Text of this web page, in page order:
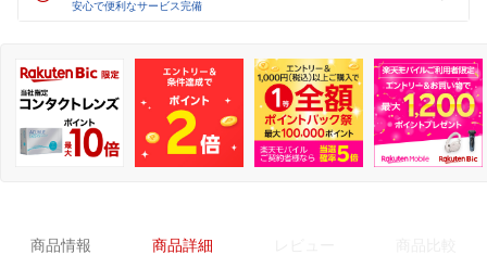
安心で便利なサービス完備
商品情報 商品詳細